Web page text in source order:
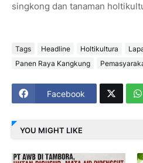
singkong dan tanaman
Tags Headline Holtikultura
Panen Raya Kangkung
Facebook
YOU MIGHT LIKE